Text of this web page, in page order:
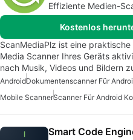
Effiziente Medien-
Kostenlos
ScanMediaPlz ist eine
Media Scanner Ihres Geräts
nach Musik, Videos und Bildern
AndroidDokumentenscanner Für
Mobile ScannerScanner Für Android
Smart Code